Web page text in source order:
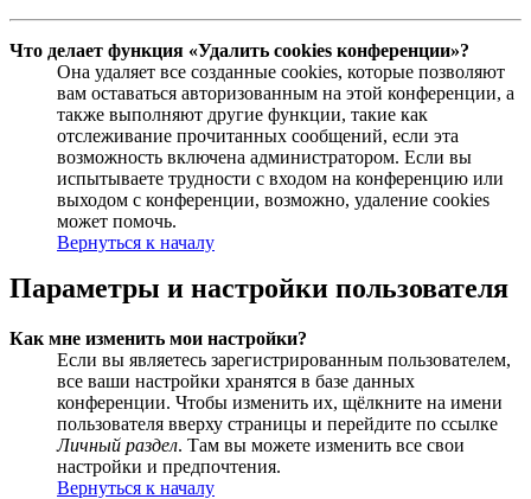
Что делает функция «Удалить cookies конференции»?
Она удаляет все созданные cookies, которые позволяют
вам оставаться авторизованным на этой конференции, а
также выполняют другие функции, такие как
отслеживание прочитанных сообщений, если эта
возможность включена администратором. Если вы
испытываете трудности с входом на конференцию или
выходом с конференции, возможно, удаление cookies
может помочь.
Вернуться к началу
Параметры и настройки пользователя
Как мне изменить мои настройки?
Если вы являетесь зарегистрированным пользователем,
все ваши настройки хранятся в базе данных
конференции. Чтобы изменить их, щёлкните на имени
пользователя вверху страницы и перейдите по ссылке
Личный раздел. Там вы можете изменить все свои
настройки и предпочтения.
Вернуться к началу